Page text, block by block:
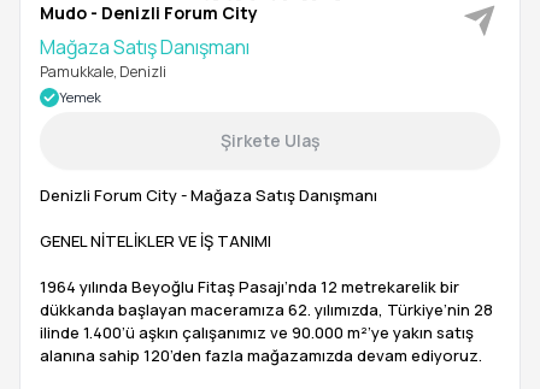
Mudo - Denizli Forum City
Mağaza Satış Danışmanı
Pamukkale, Denizli
Yemek
Şirkete Ulaş
Denizli Forum City - Mağaza Satış Danışmanı
GENEL NİTELİKLER VE İŞ TANIMI
1964 yılında Beyoğlu Fitaş Pasajı’nda 12 metrekarelik bir
dükkanda başlayan maceramıza 62. yılımızda, Türkiye’nin 28
ilinde 1.400’ü aşkın çalışanımız ve 90.000 m²’ye yakın satış
alanına sahip 120’den fazla mağazamızda devam ediyoruz.